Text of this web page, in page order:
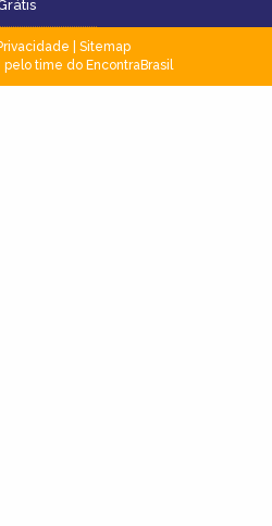
Sitemap
pelo time do EncontraBrasil